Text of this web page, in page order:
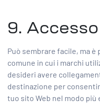
9.
Può sembrare facile, ma
comune in cui i marchi
desideri avere
destinazione per
tuo sito Web nel modo più